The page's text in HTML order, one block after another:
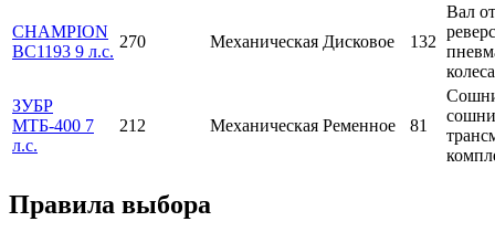
CHAMPION
BC1193 9 л.с.
270 Механическая Дисковое 132
Вал
колеса
ЗУБР
МТБ-400 7
л.с.
212 Механическая Ременное 81
Правила выбора